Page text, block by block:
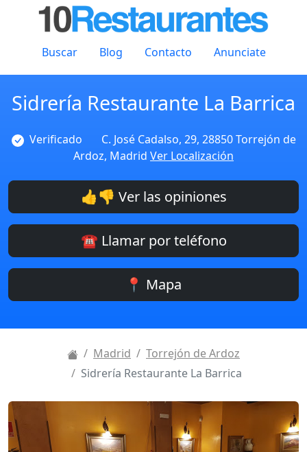
Buscar Blog Contacto Anunciate
Sidrería Restaurante La Barrica
Verificado
C. José Cadalso, 29, 28850 Torrejón de
Ardoz, Madrid Ver Localización
👍👎 Ver las opiniones
☎️ Llamar por teléfono
📍 Mapa
Madrid
Torrejón de Ardoz
Sidrería Restaurante La Barrica